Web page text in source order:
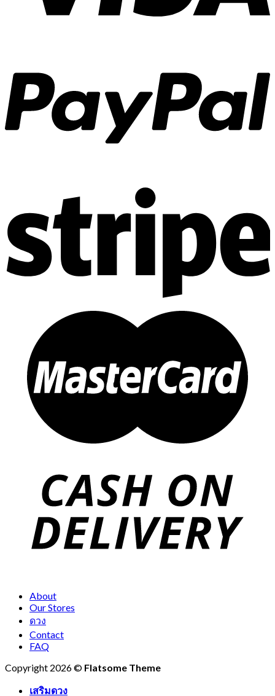
About
Our Stores
ดวง
Contact
FAQ
Copyright 2026 © Flatsome Theme
เสริมดวง